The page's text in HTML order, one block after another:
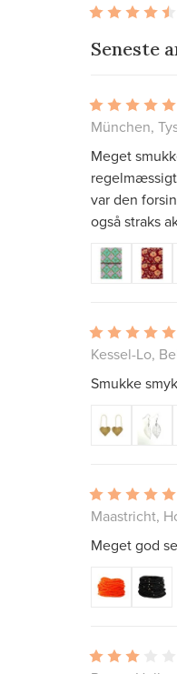
Seneste
München,
Meget
var den
også straks
Kessel-Lo,
Smukke
Maastricht,
Meget god